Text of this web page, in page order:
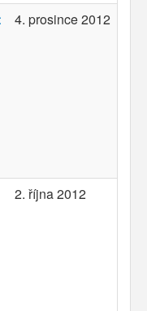
4. prosince 2012
2. října 2012